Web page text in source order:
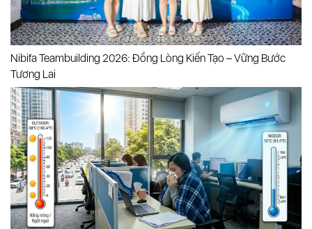
Nibifa Teambuilding 2026: Đồng Lòng Kiến Tạo – Vững Bước
Tương Lai